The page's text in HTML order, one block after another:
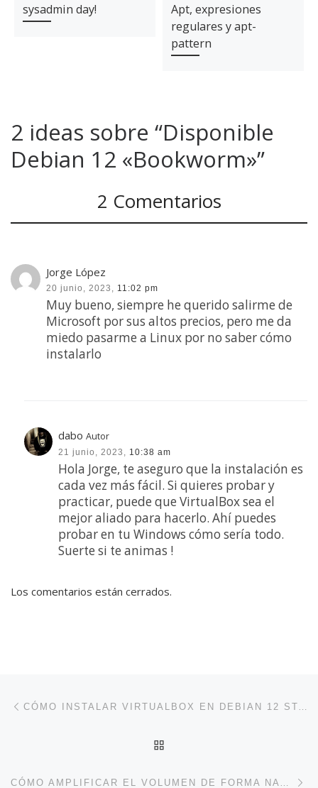
sysadmin day!
Apt, expresiones
regulares y apt-
pattern
2 ideas sobre “Disponible
Debian 12 «Bookworm»”
2 Comentarios
Jorge López
20 junio, 2023, 11:02 pm
Muy bueno, siempre he querido salirme de
Microsoft por sus altos precios, pero me da
miedo pasarme a Linux por no saber cómo
instalarlo
dabo Autor
21 junio, 2023, 10:38 am
Hola Jorge, te aseguro que la instalación es
cada vez más fácil. Si quieres probar y
practicar, puede que VirtualBox sea el
mejor aliado para hacerlo. Ahí puedes
probar en tu Windows cómo sería todo.
Suerte si te animas !
Los comentarios están cerrados.
Navegación de entradas